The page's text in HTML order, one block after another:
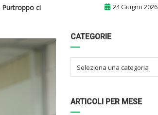
Purtroppo ci
24 Giugno 2026
CATEGORIE
Seleziona una categoria
ARTICOLI PER MESE